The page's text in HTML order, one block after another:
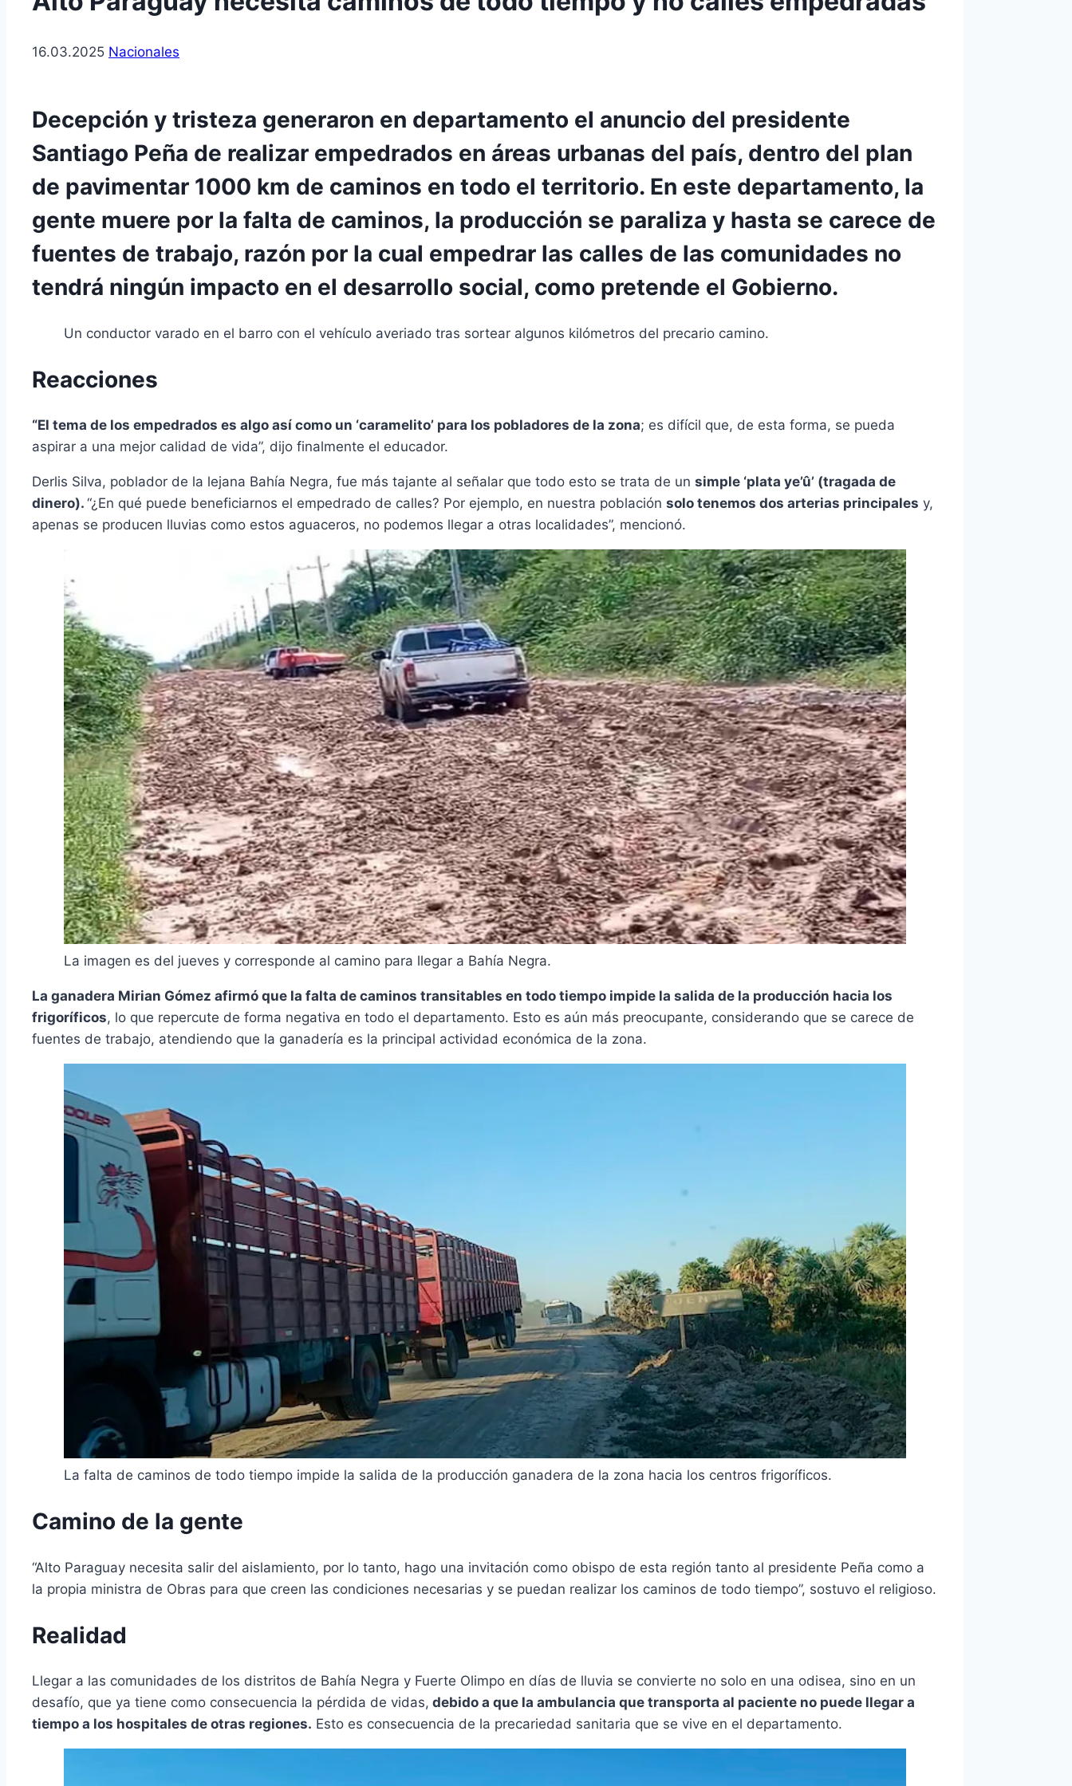
16.03.2025 Nacionales
Decepción y tristeza generaron en departamento el anuncio del presidente
Santiago Peña de realizar empedrados en áreas urbanas del país, dentro del plan
de pavimentar 1000 km de caminos en todo el territorio. En este departamento, la
gente muere por la falta de caminos, la producción se paraliza y hasta se carece de
fuentes de trabajo, razón por la cual empedrar las calles de las comunidades no
tendrá ningún impacto en el desarrollo social, como pretende el Gobierno.
Un conductor varado en el barro con el vehículo averiado tras sortear algunos kilómetros del precario camino.
Reacciones
“El tema de los empedrados es algo así como un ‘caramelito’ para los pobladores de la zona; es difícil que, de esta forma, se pueda
aspirar a una mejor calidad de vida”, dijo finalmente el educador.
Derlis Silva, poblador de la lejana Bahía Negra, fue más tajante al señalar que todo esto se trata de un simple ‘plata ye’û’ (tragada de
dinero). “¿En qué puede beneficiarnos el empedrado de calles? Por ejemplo, en nuestra población solo tenemos dos arterias principales y,
apenas se producen lluvias como estos aguaceros, no podemos llegar a otras localidades”, mencionó.
La imagen es del jueves y corresponde al camino para llegar a Bahía Negra.
La ganadera Mirian Gómez afirmó que la falta de caminos transitables en todo tiempo impide la salida de la producción hacia los
frigoríficos, lo que repercute de forma negativa en todo el departamento. Esto es aún más preocupante, considerando que se carece de
fuentes de trabajo, atendiendo que la ganadería es la principal actividad económica de la zona.
La falta de caminos de todo tiempo impide la salida de la producción ganadera de la zona hacia los centros frigoríficos.
Camino de la gente
“Alto Paraguay necesita salir del aislamiento, por lo tanto, hago una invitación como obispo de esta región tanto al presidente Peña como a
la propia ministra de Obras para que creen las condiciones necesarias y se puedan realizar los caminos de todo tiempo”, sostuvo el religioso.
Realidad
Llegar a las comunidades de los distritos de Bahía Negra y Fuerte Olimpo en días de lluvia se convierte no solo en una odisea, sino en un
desafío, que ya tiene como consecuencia la pérdida de vidas, debido a que la ambulancia que transporta al paciente no puede llegar a
tiempo a los hospitales de otras regiones. Esto es consecuencia de la precariedad sanitaria que se vive en el departamento.